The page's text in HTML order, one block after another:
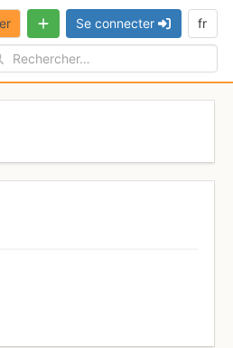
Se connecter fr